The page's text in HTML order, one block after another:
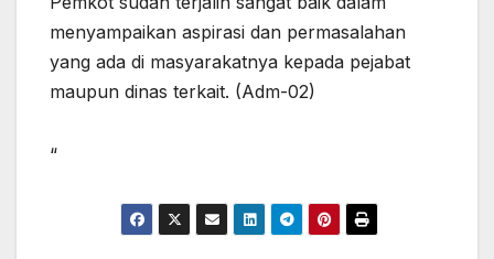
menyampaikan aspirasi dan permasalahan
yang ada di masyarakatnya kepada pejabat
maupun dinas terkait. (Adm-02)
“